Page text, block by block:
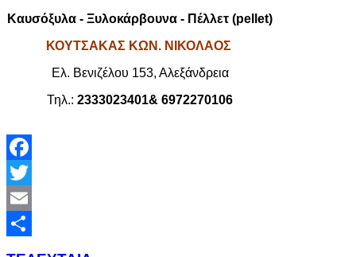
Καυσόξυλα - Ξυλοκάρβουνα - Πέλλετ (pellet)
ΚΟΥΤΣΑΚΑΣ ΚΩΝ. ΝΙΚΟΛΑΟΣ
Ελ. Βενιζέλου 153, Αλεξάνδρεια
Τηλ.:2333023401& 6972270106
Facebook
Twitter
Email